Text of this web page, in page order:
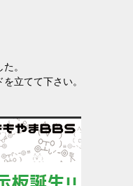
。
立てて下さい。